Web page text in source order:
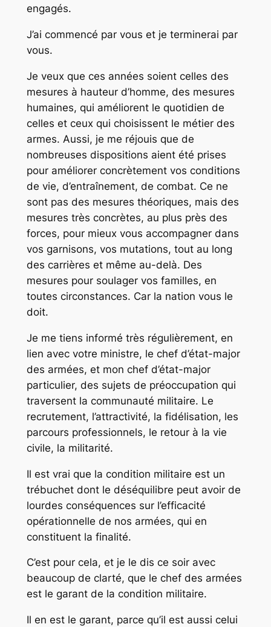
engagés.
J’ai commencé par vous et je terminerai par
vous.
Je veux que ces années soient celles des
mesures à hauteur d’homme, des mesures
humaines, qui améliorent le quotidien de
celles et ceux qui choisissent le métier des
armes. Aussi, je me réjouis que de
nombreuses dispositions aient été prises
pour améliorer concrètement vos conditions
de vie, d’entraînement, de combat. Ce ne
sont pas des mesures théoriques, mais des
mesures très concrètes, au plus près des
forces, pour mieux vous accompagner dans
vos garnisons, vos mutations, tout au long
des carrières et même au-delà. Des
mesures pour soulager vos familles, en
toutes circonstances. Car la nation vous le
doit.
Je me tiens informé très régulièrement, en
lien avec votre ministre, le chef d’état-major
des armées, et mon chef d’état-major
particulier, des sujets de préoccupation qui
traversent la communauté militaire. Le
recrutement, l’attractivité, la fidélisation, les
parcours professionnels, le retour à la vie
civile, la militarité.
Il est vrai que la condition militaire est un
trébuchet dont le déséquilibre peut avoir de
lourdes conséquences sur l’efficacité
opérationnelle de nos armées, qui en
constituent la finalité.
C’est pour cela, et je le dis ce soir avec
beaucoup de clarté, que le chef des armées
est le garant de la condition militaire.
Il en est le garant, parce qu’il est aussi celui